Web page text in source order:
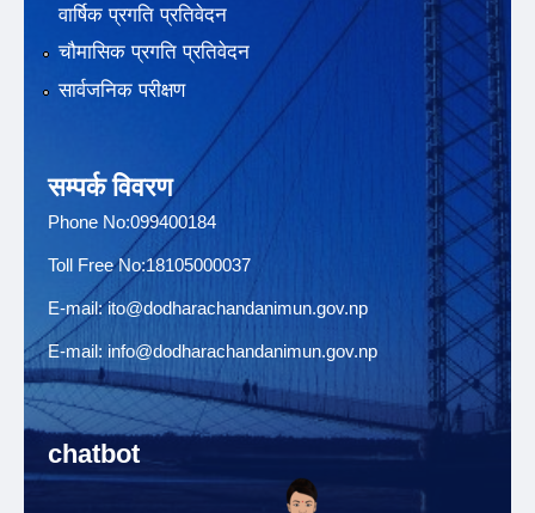
वार्षिक प्रगति प्रतिवेदन
चौमासिक प्रगति प्रतिवेदन
सार्वजनिक परीक्षण
सम्पर्क विवरण
Phone No:099400184
Toll Free No:18105000037
E-mail:ito@dodharachandanimun.gov.np
E-mail: info@dodharachandanimun.gov.np
chatbot